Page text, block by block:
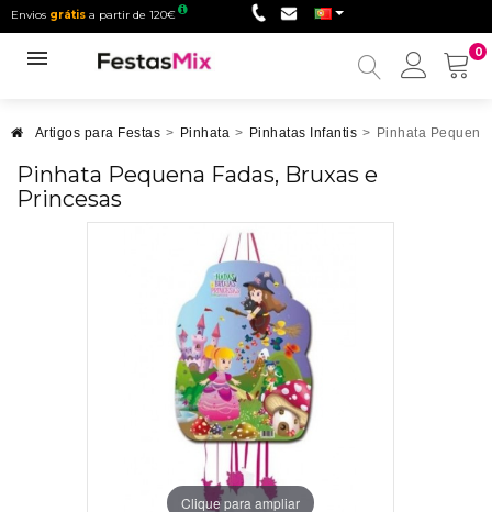
Envios grátis a partir de 120€
0
Minha
Artigos para Festas > Pinhata > Pinhatas Infantis > Pinhata
Pinhata Pequena Fadas, Bruxas e
Princesas
Clique para ampliar